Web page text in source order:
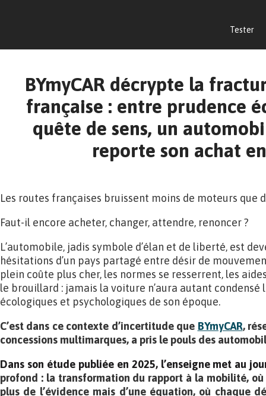
Tester
BYmyCAR décrypte la
française : entre prudence
quête de sens, un
reporte son achat
Les routes françaises bruissent moins de moteurs que
Faut-il encore acheter, changer, attendre, renoncer ?
L’automobile, jadis symbole d’élan et de liberté, est
hésitations d’un pays partagé entre désir de
plein coûte plus cher, les normes se resserrent, les
le brouillard : jamais la voiture n’aura autant condensé
écologiques et psychologiques de son époque.
C’est dans ce contexte d’incertitude que BYmyCAR,
concessions multimarques, a pris le pouls des
Dans son étude publiée en 2025, l’enseigne met au
profond : la transformation du rapport à la mobilité,
plus de l’évidence mais d’une équation, où chaque